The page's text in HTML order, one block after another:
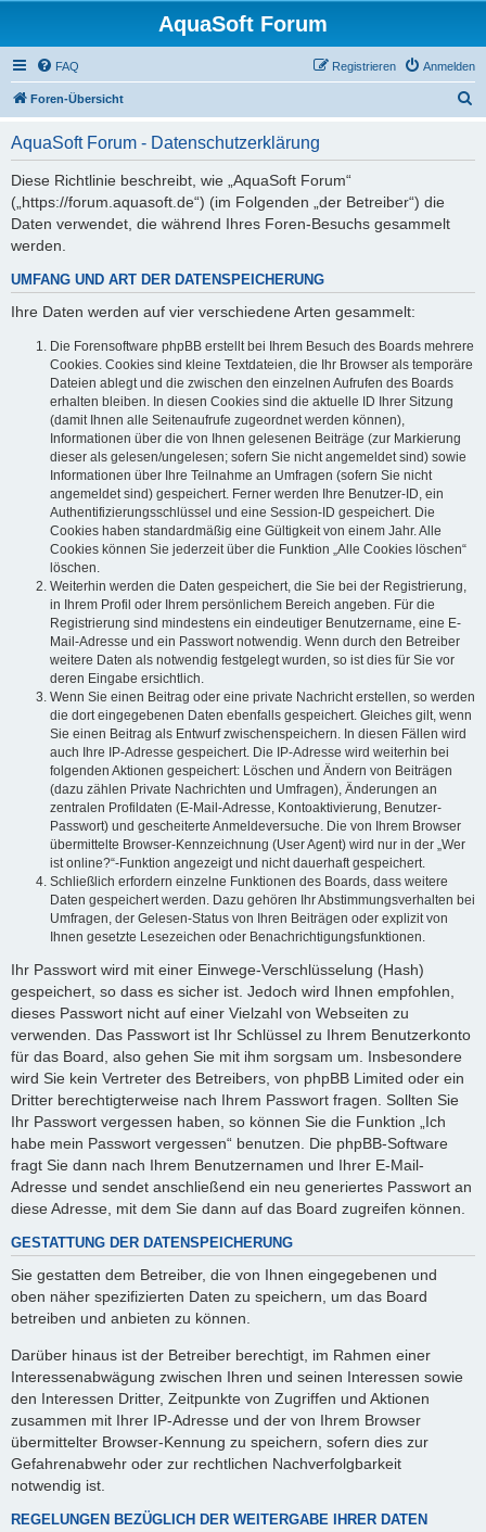
AquaSoft Forum
FAQ Anmelden
Registrieren
Foren-Übersicht
AquaSoft Forum - Datenschutzerklärung
Diese Richtlinie beschreibt, wie „AquaSoft Forum“
(„https://forum.aquasoft.de“) (im Folgenden „der Betreiber“) die
Daten verwendet, die während Ihres Foren-Besuchs gesammelt
werden.
UMFANG UND ART DER DATENSPEICHERUNG
Ihre Daten werden auf vier verschiedene Arten gesammelt:
Die Forensoftware phpBB erstellt bei Ihrem Besuch des Boards mehrere
Cookies. Cookies sind kleine Textdateien, die Ihr Browser als temporäre
Dateien ablegt und die zwischen den einzelnen Aufrufen des Boards
erhalten bleiben. In diesen Cookies sind die aktuelle ID Ihrer Sitzung
(damit Ihnen alle Seitenaufrufe zugeordnet werden können),
Informationen über die von Ihnen gelesenen Beiträge (zur Markierung
dieser als gelesen/ungelesen; sofern Sie nicht angemeldet sind) sowie
Informationen über Ihre Teilnahme an Umfragen (sofern Sie nicht
angemeldet sind) gespeichert. Ferner werden Ihre Benutzer-ID, ein
Authentifizierungsschlüssel und eine Session-ID gespeichert. Die
Cookies haben standardmäßig eine Gültigkeit von einem Jahr. Alle
Cookies können Sie jederzeit über die Funktion „Alle Cookies löschen“
löschen.
Weiterhin werden die Daten gespeichert, die Sie bei der Registrierung,
in Ihrem Profil oder Ihrem persönlichem Bereich angeben. Für die
Registrierung sind mindestens ein eindeutiger Benutzername, eine E-
Mail-Adresse und ein Passwort notwendig. Wenn durch den Betreiber
weitere Daten als notwendig festgelegt wurden, so ist dies für Sie vor
deren Eingabe ersichtlich.
Wenn Sie einen Beitrag oder eine private Nachricht erstellen, so werden
die dort eingegebenen Daten ebenfalls gespeichert. Gleiches gilt, wenn
Sie einen Beitrag als Entwurf zwischenspeichern. In diesen Fällen wird
auch Ihre IP-Adresse gespeichert. Die IP-Adresse wird weiterhin bei
folgenden Aktionen gespeichert: Löschen und Ändern von Beiträgen
(dazu zählen Private Nachrichten und Umfragen), Änderungen an
zentralen Profildaten (E-Mail-Adresse, Kontoaktivierung, Benutzer-
Passwort) und gescheiterte Anmeldeversuche. Die von Ihrem Browser
übermittelte Browser-Kennzeichnung (User Agent) wird nur in der „Wer
ist online?“-Funktion angezeigt und nicht dauerhaft gespeichert.
Schließlich erfordern einzelne Funktionen des Boards, dass weitere
Daten gespeichert werden. Dazu gehören Ihr Abstimmungsverhalten bei
Umfragen, der Gelesen-Status von Ihren Beiträgen oder explizit von
Ihnen gesetzte Lesezeichen oder Benachrichtigungsfunktionen.
Ihr Passwort wird mit einer Einwege-Verschlüsselung (Hash)
gespeichert, so dass es sicher ist. Jedoch wird Ihnen empfohlen,
dieses Passwort nicht auf einer Vielzahl von Webseiten zu
verwenden. Das Passwort ist Ihr Schlüssel zu Ihrem Benutzerkonto
für das Board, also gehen Sie mit ihm sorgsam um. Insbesondere
wird Sie kein Vertreter des Betreibers, von phpBB Limited oder ein
Dritter berechtigterweise nach Ihrem Passwort fragen. Sollten Sie
Ihr Passwort vergessen haben, so können Sie die Funktion „Ich
habe mein Passwort vergessen“ benutzen. Die phpBB-Software
fragt Sie dann nach Ihrem Benutzernamen und Ihrer E-Mail-
Adresse und sendet anschließend ein neu generiertes Passwort an
diese Adresse, mit dem Sie dann auf das Board zugreifen können.
GESTATTUNG DER DATENSPEICHERUNG
Sie gestatten dem Betreiber, die von Ihnen eingegebenen und
oben näher spezifizierten Daten zu speichern, um das Board
betreiben und anbieten zu können.
Darüber hinaus ist der Betreiber berechtigt, im Rahmen einer
Interessenabwägung zwischen Ihren und seinen Interessen sowie
den Interessen Dritter, Zeitpunkte von Zugriffen und Aktionen
zusammen mit Ihrer IP-Adresse und der von Ihrem Browser
übermittelter Browser-Kennung zu speichern, sofern dies zur
Gefahrenabwehr oder zur rechtlichen Nachverfolgbarkeit
notwendig ist.
REGELUNGEN BEZÜGLICH DER WEITERGABE IHRER DATEN